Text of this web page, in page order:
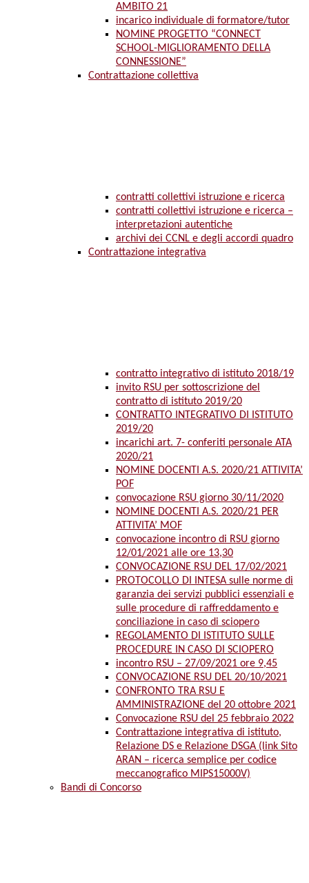
AMBITO 21
incarico individuale di formatore/tutor
NOMINE PROGETTO “CONNECT
SCHOOL-MIGLIORAMENTO DELLA
CONNESSIONE”
Contrattazione collettiva
contratti collettivi istruzione e ricerca
contratti collettivi istruzione e ricerca –
interpretazioni autentiche
archivi dei CCNL e degli accordi quadro
Contrattazione integrativa
contratto integrativo di istituto 2018/19
invito RSU per sottoscrizione del
contratto di istituto 2019/20
CONTRATTO INTEGRATIVO DI ISTITUTO
2019/20
incarichi art. 7- conferiti personale ATA
2020/21
NOMINE DOCENTI A.S. 2020/21 ATTIVITA’
POF
convocazione RSU giorno 30/11/2020
NOMINE DOCENTI A.S. 2020/21 PER
ATTIVITA’ MOF
convocazione incontro di RSU giorno
12/01/2021 alle ore 13,30
CONVOCAZIONE RSU DEL 17/02/2021
PROTOCOLLO DI INTESA sulle norme di
garanzia dei servizi pubblici essenziali e
sulle procedure di raffreddamento e
conciliazione in caso di sciopero
REGOLAMENTO DI ISTITUTO SULLE
PROCEDURE IN CASO DI SCIOPERO
incontro RSU – 27/09/2021 ore 9,45
CONVOCAZIONE RSU DEL 20/10/2021
CONFRONTO TRA RSU E
AMMINISTRAZIONE del 20 ottobre 2021
Convocazione RSU del 25 febbraio 2022
Contrattazione integrativa di istituto,
Relazione DS e Relazione DSGA (link Sito
ARAN – ricerca semplice per codice
meccanografico MIPS15000V)
Bandi di Concorso